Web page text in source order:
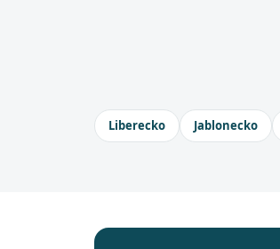
Liberecko Jablonecko